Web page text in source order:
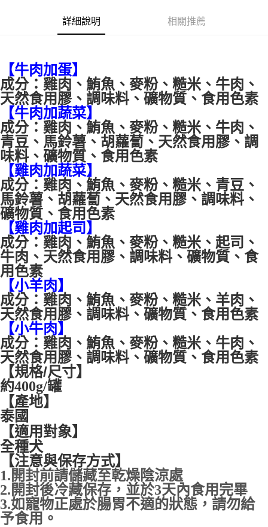
【全家】取貨付款1500免運
【全家】取貨1500免運
每筆NT$60，滿NT$1,500(含以上)免運費
【7-11】取貨付款1500免運
每筆NT$80，滿NT$1,500(含以上)免運費
【7-11】取貨1500免運
每筆NT$60，滿NT$1,500(含以上)免運費
宅配【全館滿1500免運】
每筆NT$85，滿NT$1,500(含以上)免運費
【宅配-貨到付款】1500免運
每筆NT$115，滿NT$1,500(含以上)免運費
詳細說明 相關推薦
【牛肉加蛋】
成分： 雞肉、鮪魚、麥粉、糙米、牛肉、
天然食用膠、 調味料、礦物質、食用色素
【牛肉加蔬菜】
成分： 雞肉、鮪魚、麥粉、糙米、牛肉、
青豆、馬鈴薯、胡蘿蔔、 天然食用膠、調
味料、礦物質、食用色素
【雞肉加蔬菜】
成分： 雞肉、鮪魚、麥粉、糙米、青豆、
馬鈴薯、胡蘿蔔、 天然食用膠、調味料、
礦物質、食用色素
【雞肉加起司】
成分： 雞肉、鮪魚、麥粉、糙米、起司、
牛肉、天然食用膠、 調味料、礦物質、食
用色素
【小羊肉】
成分： 雞肉、鮪魚、麥粉、糙米、羊肉、
天然食用膠、 調味料、礦物質、食用色素
【小牛肉】
成分： 雞肉、鮪魚、麥粉、糙米、牛肉、
天然食用膠、 調味料、礦物質、食用色素
【規格/尺寸】
約400g/罐
【產地】
泰國
【適用對象】
全種犬
【注意與保存方式】
1.開封前請儲藏至乾燥陰涼處
2.開封後冷藏保存，並於3天內食用完畢
3.如寵物正處於腸胃不適的狀態，請勿給
予食用。